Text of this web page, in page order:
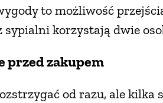
to możliwość
sypialni korzystają dwie
przed zakupem
od razu, ale